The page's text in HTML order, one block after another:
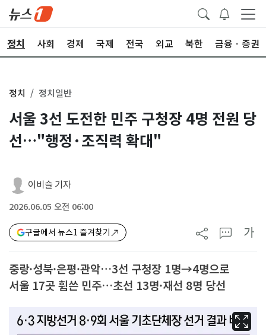
정치 사회 경제 국제 전국 외교 북한 금융ㆍ증권
정치 정치일반
서울 3선 도전한 민주 구청장 4명 전원 당
선…"행정·조직력 확대"
이비슬 기자
2026.06.05 오전 06:00
구글에서 뉴스1 즐겨찾기 가
중랑·성북·은평·관악…3선 구청장 1명→4명으로
서울 17곳 휩쓴 민주…초선 13명·재선 8명 당선